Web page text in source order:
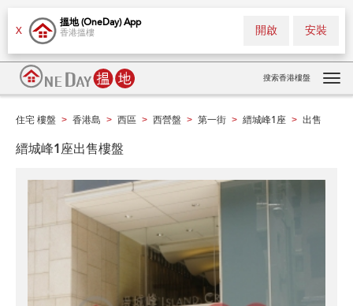
X
搵地 (OneDay) App
香港搵樓 安裝
開啟
搜索香港樓盤
住宅 樓盤 > 香港島 > 西區 > 西營盤 > 第一街 > 縉城峰1座 > 出售
縉城峰1座出售樓盤